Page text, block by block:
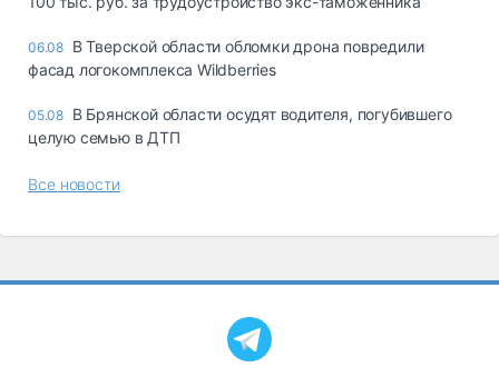
06.08 В Тверской области обломки дрона повредили
фасад логокомплекса Wildberries
05.08 В Брянской области осудят водителя, погубившего
целую семью в ДТП
Все новости